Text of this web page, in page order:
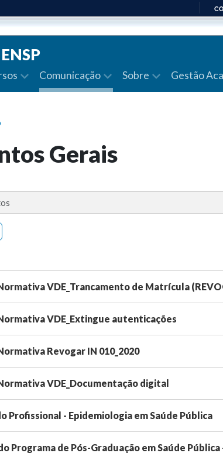
Comunicação Sobre Gestão
Gerais
VDE_Trancamento de Matrícula
VDE_Extingue autenticações
Revogar IN 010_2020
VDE_Documentação digital
Profissional - Epidemiologia em Saúde Pública
Programa de Pós-Graduação em Saúde